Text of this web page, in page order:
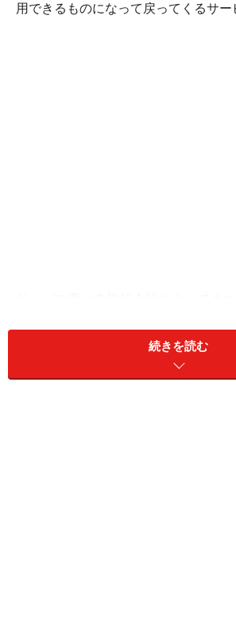
用できるものになって戻ってくるサー
よりも一括払い、積立期間が長い方
ります。ただし利用にあたっては注
続きを読む